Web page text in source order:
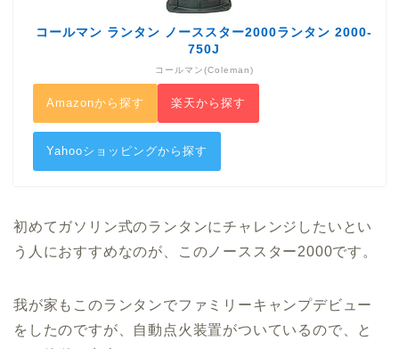
コールマン ランタン ノーススター2000ランタン 2000-
750J
コールマン(Coleman)
Amazonから探す 楽天から探す
Yahooショッピングから探す
初めてガソリン式のランタンにチャレンジしたいとい
う人におすすめなのが、このノーススター2000です。
我が家もこのランタンでファミリーキャンプデビュー
をしたのですが、自動点火装置がついているので、と